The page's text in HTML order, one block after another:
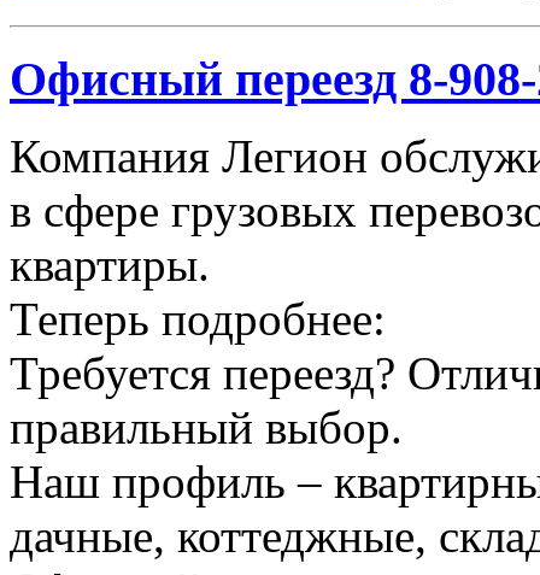
Офисный переезд 8-
Компания Легион
в сфере грузовых
квартиры.
Теперь подробнее:
Требуется переезд?
правильный выбор.
Наш профиль –
дачные, коттеджные,